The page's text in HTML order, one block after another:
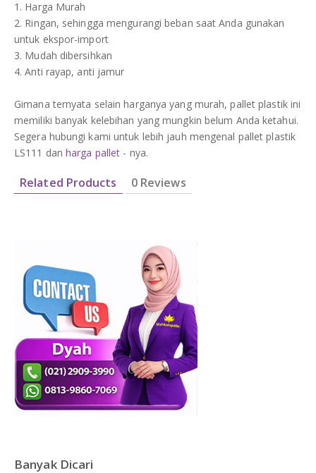
1. Harga Murah
2. Ringan, sehingga mengurangi beban saat Anda gunakan
untuk ekspor-import
3. Mudah dibersihkan
4. Anti rayap, anti jamur
Gimana ternyata selain harganya yang murah, pallet plastik ini
memiliki banyak kelebihan yang mungkin belum Anda ketahui.
Segera hubungi kami untuk lebih jauh mengenal pallet plastik
LS111 dan harga pallet - nya.
Related Products 0 Reviews
Banyak Dicari